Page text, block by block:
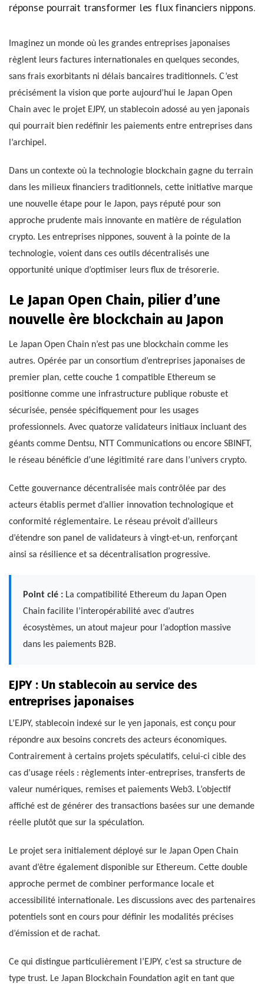
réponse pourrait transformer les flux financiers nippons.
Imaginez un monde où les grandes entreprises japonaises
règlent leurs factures internationales en quelques secondes,
sans frais exorbitants ni délais bancaires traditionnels. C’est
précisément la vision que porte aujourd’hui le Japan Open
Chain avec le projet EJPY, un stablecoin adossé au yen japonais
qui pourrait bien redéfinir les paiements entre entreprises dans
l’archipel.
Dans un contexte où la technologie blockchain gagne du terrain
dans les milieux financiers traditionnels, cette initiative marque
une nouvelle étape pour le Japon, pays réputé pour son
approche prudente mais innovante en matière de régulation
crypto. Les entreprises nippones, souvent à la pointe de la
technologie, voient dans ces outils décentralisés une
opportunité unique d’optimiser leurs flux de trésorerie.
Le Japan Open Chain, pilier d’une
nouvelle ère blockchain au Japon
Le Japan Open Chain n’est pas une blockchain comme les
autres. Opérée par un consortium d’entreprises japonaises de
premier plan, cette couche 1 compatible Ethereum se
positionne comme une infrastructure publique robuste et
sécurisée, pensée spécifiquement pour les usages
professionnels. Avec quatorze validateurs initiaux incluant des
géants comme Dentsu, NTT Communications ou encore SBINFT,
le réseau bénéficie d’une légitimité rare dans l’univers crypto.
Cette gouvernance décentralisée mais contrôlée par des
acteurs établis permet d’allier innovation technologique et
conformité réglementaire. Le réseau prévoit d’ailleurs
d’étendre son panel de validateurs à vingt-et-un, renforçant
ainsi sa résilience et sa décentralisation progressive.
Point clé : La compatibilité Ethereum du Japan Open
Chain facilite l’interopérabilité avec d’autres
écosystèmes, un atout majeur pour l’adoption massive
dans les paiements B2B.
EJPY : Un stablecoin au service des
entreprises japonaises
L’EJPY, stablecoin indexé sur le yen japonais, est conçu pour
répondre aux besoins concrets des acteurs économiques.
Contrairement à certains projets spéculatifs, celui-ci cible des
cas d’usage réels : règlements inter-entreprises, transferts de
valeur numériques, remises et paiements Web3. L’objectif
affiché est de générer des transactions basées sur une demande
réelle plutôt que sur la spéculation.
Le projet sera initialement déployé sur le Japan Open Chain
avant d’être également disponible sur Ethereum. Cette double
approche permet de combiner performance locale et
accessibilité internationale. Les discussions avec des partenaires
potentiels sont en cours pour définir les modalités précises
d’émission et de rachat.
Ce qui distingue particulièrement l’EJPY, c’est sa structure de
type trust. Le Japan Blockchain Foundation agit en tant que